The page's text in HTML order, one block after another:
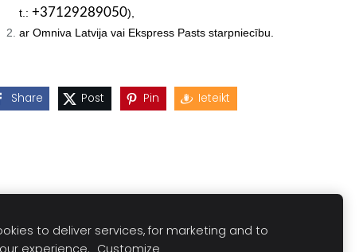
t.: +37129289050),
ar Omniva Latvija vai Ekspress Pasts starpniecību.
Share Post Pin Ieteikt
to deliver services, for marketing and to
experience. Customize